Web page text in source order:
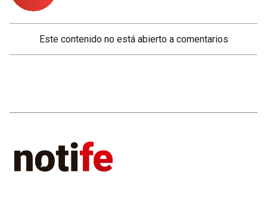
Este contenido no está abierto a comentarios